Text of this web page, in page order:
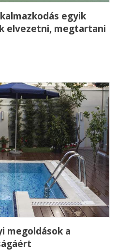
egyik
elvezetni, megtartani
megoldások a